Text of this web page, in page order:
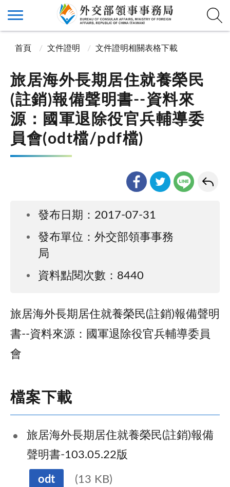
首頁 文件證明 文件證明相關表格下載
旅居海外長期居住就養榮民
(註銷)報備聲明書--資料來
源：國軍退除役官兵輔導委
員會(odt檔/pdf檔)
發布日期：2017-07-31
發布單位：外交部領事事務
局
資料點閱次數：8440
旅居海外長期居住就養榮民(註銷)報備聲明
書--資料來源：國軍退除役官兵輔導委員
會
檔案下載
旅居海外長期居住就養榮民(註銷)報備
聲明書-103.05.22版
odt
(13 KB)